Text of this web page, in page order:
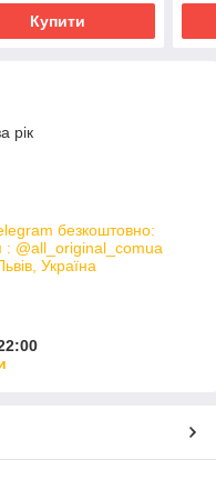
Купити
рік
безкоштовно:
: @all_original_comua
Україна